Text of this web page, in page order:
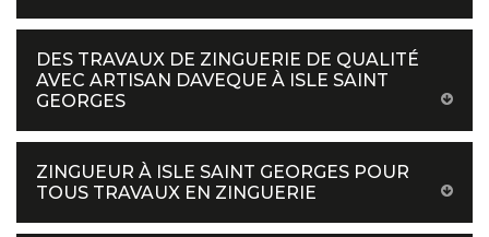
DES TRAVAUX DE ZINGUERIE DE QUALITÉ
AVEC ARTISAN DAVEQUE À ISLE SAINT
GEORGES
ZINGUEUR À ISLE SAINT GEORGES POUR
TOUS TRAVAUX EN ZINGUERIE